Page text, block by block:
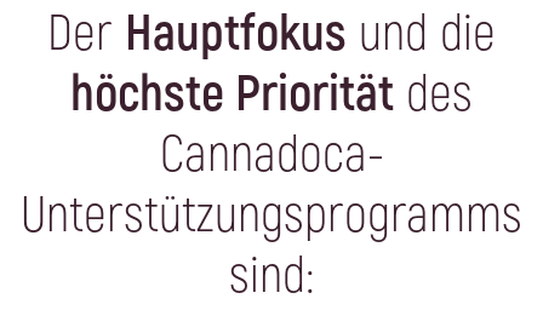
Der Hauptfokus und die
höchste Priorität des
Cannadoca-
Unterstützungsprogramms
sind: